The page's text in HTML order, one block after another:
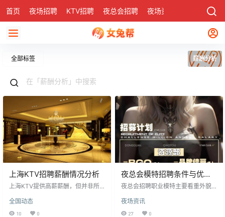
首页 夜场招聘 KTV招聘 夜总会招聘 夜场资讯 社区
全部标签 薪酬分析
上海KTV招聘薪酬情况分析
上海KTV提供高薪薪酬，但并非所
和提成构成，提成取决于个人表
现。服务费直接归员工，满意服务
全国动态
10 0
夜总会模特招聘条件与优势
分析
夜总会招聘职业模特主要看重外貌
相对轻松，主要为客人促销酒水、
唱歌跳舞，适合性格外向者。薪酬
夜场资讯
27 0